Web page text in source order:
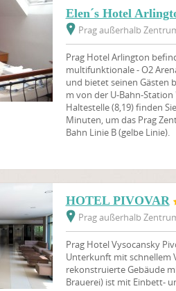
Elen´s Hotel
Prag außerhalb
Prag Hotel Arlington
multifunktionale - O2
und bietet seinen Gästen
m von der U-Bahn-
Haltestelle (8,19) finden
Minuten, um das Prag
Bahn Linie B (gelbe Linie).
HOTEL PIVOVAR
Prag außerhalb
Prag Hotel Vysocansky
Unterkunft mit schnellem
rekonstruierte Gebäude
Brauerei) ist mit Einbett-